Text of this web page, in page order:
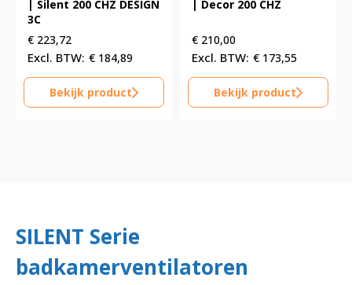
| Silent 200 CHZ DESIGN
3C
€ 223,72
€ 184,89
Bekijk product
| Decor 200 CHZ
€ 210,00
€ 173,55
Bekijk product
SILENT Serie
badkamerventilatoren